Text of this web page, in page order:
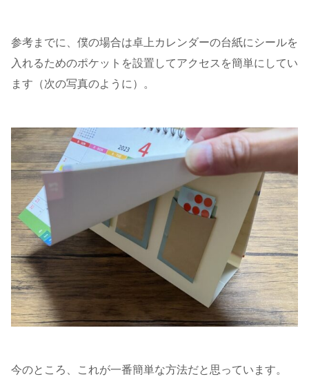
参考までに、僕の場合は卓上カレンダーの台紙にシールを
入れるためのポケットを設置してアクセスを簡単にしてい
ます（次の写真のように）。
今のところ、これが一番簡単な方法だと思っています。